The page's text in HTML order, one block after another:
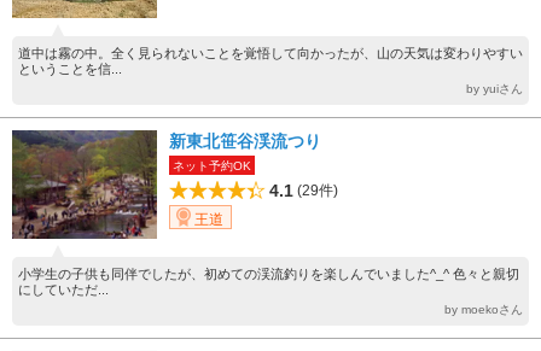
道中は霧の中。全く見られないことを覚悟して向かったが、山の天気は変わりやすい
ということを信...
by yuiさん
新東北笹谷渓流つり
ネット予約OK
4.1 (29件)
王道
小学生の子供も同伴でしたが、初めての渓流釣りを楽しんでいました^_^ 色々と親切
にしていただ...
by moekoさん